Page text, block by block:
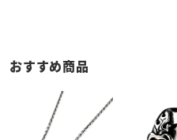
おすすめ商品